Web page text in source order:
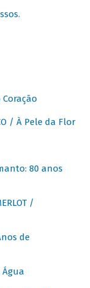
.
Coração
/ À Pele da Flor
80 anos
/
de
Água